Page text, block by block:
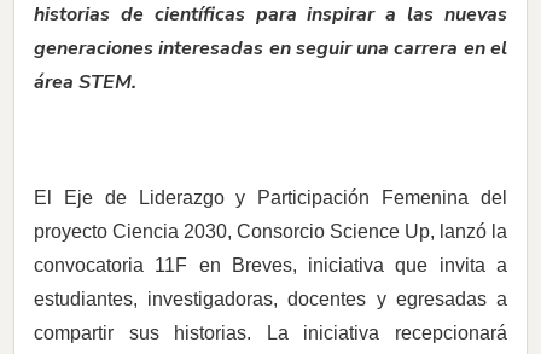
historias de científicas para inspirar a las nuevas
generaciones interesadas en seguir una carrera en el
área STEM.
El Eje de Liderazgo y Participación Femenina del
proyecto Ciencia 2030, Consorcio Science Up, lanzó la
convocatoria 11F en Breves, iniciativa que invita a
estudiantes, investigadoras, docentes y egresadas a
compartir sus historias. La iniciativa recepcionará